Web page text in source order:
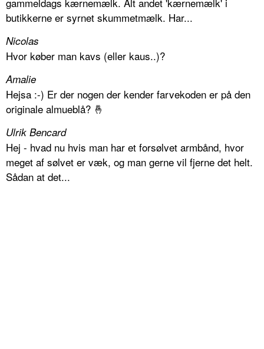
butikkerne er syrnet skummetmælk. Har...
Nicolas
Hvor køber man kavs (eller kaus..)?
Amalie
Hejsa :-) Er der nogen der kender farvekoden er på den
originale almueblå? 🤞
Ulrik Bencard
Hej - hvad nu hvis man har et forsølvet armbånd, hvor
meget af sølvet er væk, og man gerne vil fjerne det helt.
Sådan at det...